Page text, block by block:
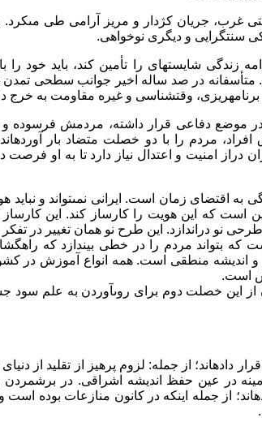
غرب، جریان کژدار و مریز آرامى طى
سنت‏گرایى و دیگرى نوخواهى.
زندگى شایسته‏اى را تأمین کند، باید خود را
متأسفانه در صد ساله اخیر جوانب سطحى
وقت‏شناسى و غیره مقاومت به خرج
در موضع دفاعى قرار داشته، مردمش فرسوده
مردم را با دو خصلت متضاد بار
امنیت و اعتدال نیاز دارد تا به او فرصت
به اقتضاى زمان است. ایرانى نمى‏تواند و نباید
است که این هویت را کارساز کند. این
نو دراندازد. این طرح نو همان تغییر در تفکر
که بتواند مردم را در خطى بیندازد که
اندیشه منطقى است. همه انواع آموزش در
است.
از این خصلت دوم براى روى‏آوردن به علم سود
داده‏اند؛ از جمله: لزوم پرهیز از تقلید از
در عین حفظ اندیشه اشراقى. در برشمردن
از جمله اینکه در کانون منازعات بوده است